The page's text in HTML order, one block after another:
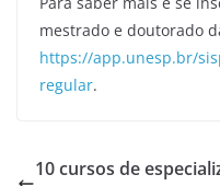
mestrado e doutorado
https://app.unesp.br/
regular.
10 cursos de